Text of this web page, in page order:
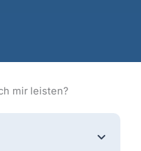
mir leisten?